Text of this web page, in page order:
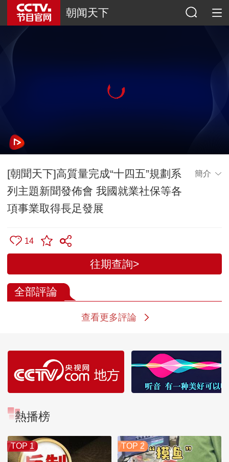
朝闻天下
[朝聞天下]高質量完成“十四五”規劃系
列主題新聞發佈會 我國就業社保等各
項事業取得長足發展
簡介
14
往期查詢>
全部評論
查看更多評論
熱播榜
TOP 1 TOP 2